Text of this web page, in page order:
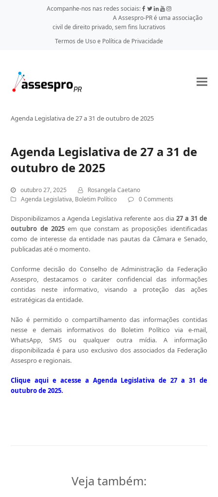
Acompanhe-nos nas redes sociais:
A Assespro-PR é uma associação
civil de direito privado, sem fins lucrativos
Termos de Uso e Política de Privacidade
Agenda Legislativa de 27 a 31 de outubro de 2025
Agenda Legislativa de 27 a 31 de
outubro de 2025
outubro 27, 2025
Rosangela Caetano
Agenda Legislativa, Boletim Político 0 Comments
Disponibilizamos a Agenda Legislativa referente aos dia 27 a 31 de
outubro de 2025 em que constam as proposições identificadas
como de interesse da entidade nas pautas da Câmara e Senado,
publicadas até o momento.
Conforme decisão do Conselho de Administração da Federação
Assespro, destacamos o caráter confidencial das informações
contidas neste informativo, visando a proteção das ações
estratégicas da entidade.
Não é permitido o compartilhamento das informações contidas
nesse e demais informativos do Boletim Político via e-mail,
WhatsApp, SMS ou qualquer outra mídia. A informação
disponibilizada é para uso exclusivo dos associados da Federação
Assespro e regionais.
Clique aqui e acesse a Agenda Legislativa de27 a 31 de
outubro de 2025.
Veja também: